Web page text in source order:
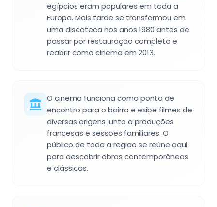
egípcios eram populares em toda a
Europa. Mais tarde se transformou em
uma discoteca nos anos 1980 antes de
passar por restauração completa e
reabrir como cinema em 2013.
O cinema funciona como ponto de
encontro para o bairro e exibe filmes de
diversas origens junto a produções
francesas e sessões familiares. O
público de toda a região se reúne aqui
para descobrir obras contemporâneas
e clássicas.